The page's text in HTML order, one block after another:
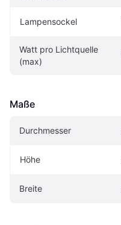
Lampensockel
Watt pro Lichtquelle
(max)
Maße
Durchmesser
Höhe
Breite